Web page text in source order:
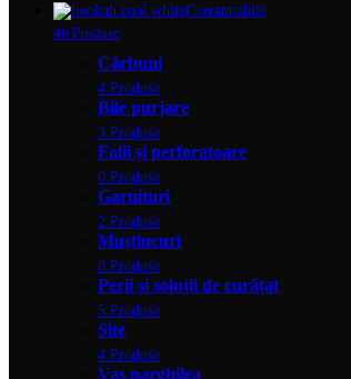
Consumabile
46 Produse
Cărbuni
4 Produse
Bile purjare
3 Produse
Folii și perforatoare
0 Produse
Garnituri
2 Produse
Muștiucuri
8 Produse
Perii și soluții de curățat
5 Produse
Site
4 Produse
Vas narghilea